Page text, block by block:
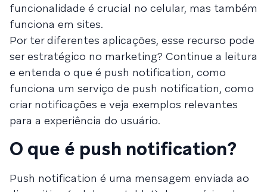
funcionalidade é crucial no celular, mas também
funciona em sites.
Por ter diferentes aplicações, esse recurso pode
ser estratégico no marketing? Continue a leitura
e entenda o que é push notification, como
funciona um serviço de push notification, como
criar notificações e veja exemplos relevantes
para a experiência do usuário.
O que é push notification?
Push notification é uma mensagem enviada ao